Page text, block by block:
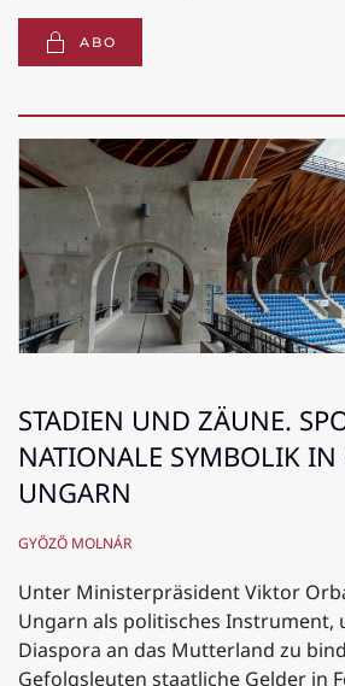
ABO
STADIEN UND ZÄUNE.
NATIONALE SYMBOLIK IN
UNGARN
GYŐZŐ MOLNÁR
Unter Ministerpräsident Viktor
Ungarn als politisches Instrument,
Diaspora an das Mutterland zu
Gefolgsleuten staatliche Gelder in